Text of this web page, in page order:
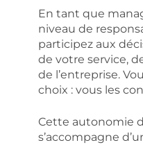
En tant que
niveau de
participez aux
de votre service,
de l’entreprise.
choix : vous les
Cette autonomie
s’accompagne